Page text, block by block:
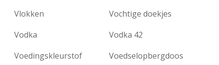
Vlokken
Vochtige doekjes
Vodka
Vodka 42
Voedingskleurstof
Voedselopbergdoos